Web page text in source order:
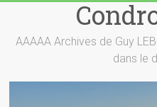
contentAAAAA Archives de Guy
dans le